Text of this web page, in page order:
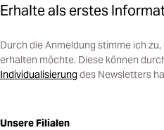
Erhalte als erstes
Durch die Anmeldung stimme ich
erhalten möchte. Diese können
Individualisierungdes Newsletters
Unsere Filialen